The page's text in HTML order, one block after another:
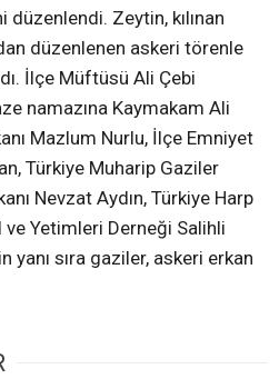
Zeytin, kılınan
düzenlenen askeri törenle
İlçe Müftüsü Ali Çebi
namazına Kaymakam Ali
Mazlum Nurlu, İlçe Emniyet
Türkiye Muharip Gaziler
Nevzat Aydın, Türkiye Harp
ve Yetimleri Derneği Salihli
yanı sıra gaziler, askeri erkan